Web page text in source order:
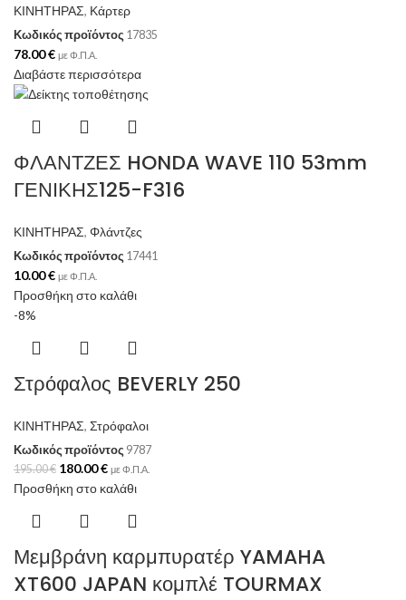
ΚΙΝΗΤΗΡΑΣ, Κάρτερ
Κωδικός προϊόντος 17835
78.00€ με Φ.Π.Α.
Διαβάστε περισσότερα
ΦΛΑΝΤΖΕΣ HONDA WAVE 110 53mm
ΓΕΝΙΚΗΣ125-F316
ΚΙΝΗΤΗΡΑΣ, Φλάντζες
Κωδικός προϊόντος 17441
10.00€ με Φ.Π.Α.
Προσθήκη στο καλάθι
-8%
Στρόφαλος BEVERLY 250
ΚΙΝΗΤΗΡΑΣ, Στρόφαλοι
Κωδικός προϊόντος 9787
195.00€ 180.00€ με Φ.Π.Α.
Προσθήκη στο καλάθι
Μεμβράνη καρμπυρατέρ YAMAHA
XT600 JAPAN κομπλέ TOURMAX